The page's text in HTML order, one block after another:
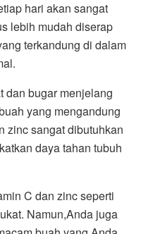
hari akan sangat
lebih mudah diserap
terkandung di dalam
dan bugar menjelang
yang mengandung
zinc sangat dibutuhkan
daya tahan tubuh
C dan zinc seperti
Namun,Anda juga